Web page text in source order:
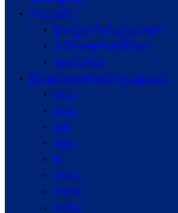
NCA သမိုင်း
ဦးတည်ချက်နှင့်ရည်ရွယ်ချက်
အထိမ်းအမှတ်တံဆိပ်များ
ဆောင်ပုဒ်များ
ငြိမ်းချမ်းရေးဖော်‌ဆောင်မှုယန္တရားများ
UPCC
UPWC
MPC
NRPC
PC
NSPCC
NSPWC
NSPNC